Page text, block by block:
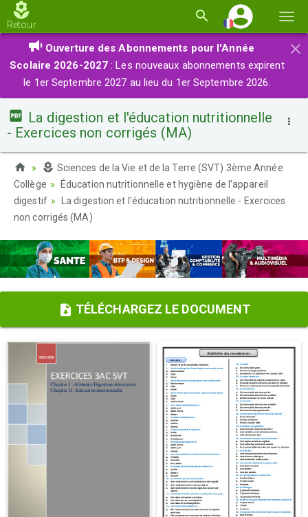
la
Retour
×
Ouverture des Abonnements pour l'Année
Scolaire 2026-2027 : Les nouveaux abonnements expirent
le 1er Septembre 2027 au lieu du 1er Septembre 2026.
La digestion et l'éducation nutritionnelle
- Exercices non corrigés (MA)
Sciences de la Vie et de la Terre (SVT) 3ème Année
Collège
Éducation nutritionnelle et hygiène de l’appareil
digestif
La digestion et l'éducation nutritionnelle - Exercices
non corrigés (MA)
TÉLÉCHARGEZ LE DOCUMENT